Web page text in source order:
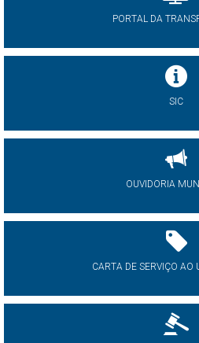
PORTAL DA
SIC
OUVIDORIA
CARTA DE SERVIÇO AO